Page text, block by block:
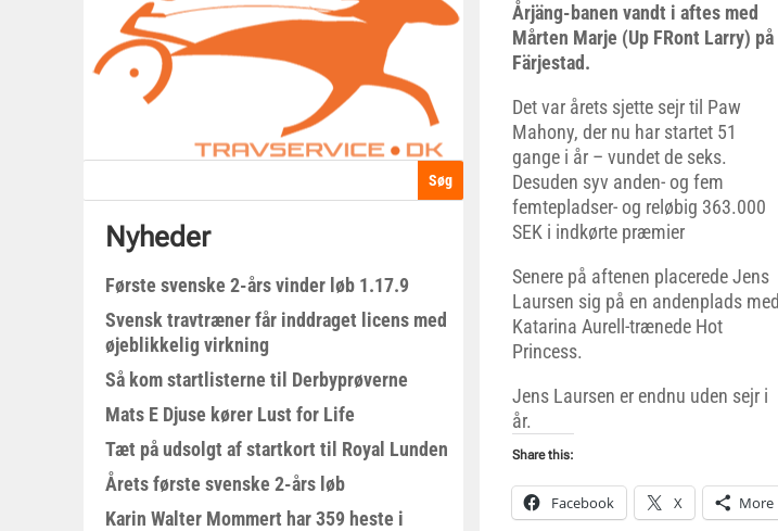
Nyheder
Første svenske 2-års vinder løb 1.17.9
Svensk travtræner får inddraget licens med
øjeblikkelig virkning
Så kom startlisterne til Derbyprøverne
Mats E Djuse kører Lust for Life
Tæt på udsolgt af startkort til Royal Lunden
Årets første svenske 2-års løb
Karin Walter Mommert har 359 heste i
Årjäng-banen vandt i aftes med
Mårten Marje (Up FRont Larry) på
Färjestad.
Det var årets sjette sejr til Paw
Mahony, der nu har startet 51
gange i år – vundet de seks.
Desuden syv anden- og fem
femtepladser- og reløbig 363.000
SEK i indkørte præmier
Senere på aftenen placerede Jens
Laursen sig på en andenplads med
Katarina Aurell-trænede Hot
Princess.
Jens Laursen er endnu uden sejr i
år.
Share this:
Facebook X More